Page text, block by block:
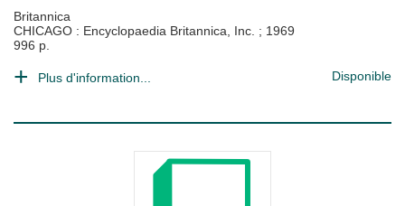
Britannica
CHICAGO : Encyclopaedia Britannica, Inc. ; 1969
996 p.
Plus d'information... Disponible